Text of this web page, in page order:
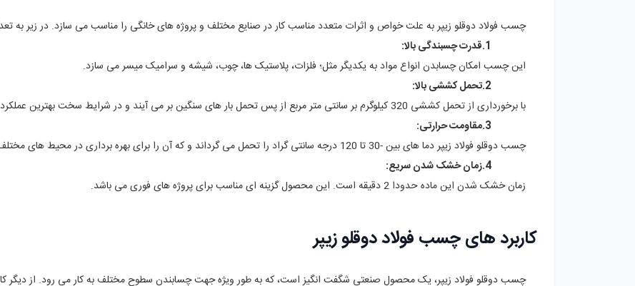
چسب فولاد دوقلو زیپر به علت خواص و اثرات متعدد مناسب کار در صنایع مختلف و پروژه های خانگی را مناسب می سازد. در زیر به
1.قدرت چسبندگی بالا:
این چسب امکان چسابدن انواع مواد به یکدیگر مثل؛ فلزات، پلاستیک ‌ها، چوب، شیشه و سرامیک میسر می سازد.
2.تحمل کششی بالا:
با برخورداری از تحمل کششی 320 کیلوگرم بر سانتی ‌متر مربع از پس تحمل بار های سنگین بر می آیند و در شرایط سخت بهترین عملکرد را خواهند داشت.
3.مقاومت حرارتی:
چسب دوقلو فولاد زیپر دما های بین -30 تا 120 درجه سانتی ‌گراد را تحمل می گرداند و که آن را برای بهره برداری در محیط‌ های مختلف مناسب می سازد.
4.زمان خشک شدن سریع:
زمان خشک شدن این ماده حدودا 2 دقیقه است. این محصول گزینه ای مناسب برای پروژه‌ های فوری می باشد.
کاربرد های چسب فولاد دوقلو زیپر
چسب دوقلو فولاد زیپر، یک محصول صنعتی شگفت انگیز است، که به طور ویژه جهت چسابندن سطوح مختلف به کار می رود. از دیگر